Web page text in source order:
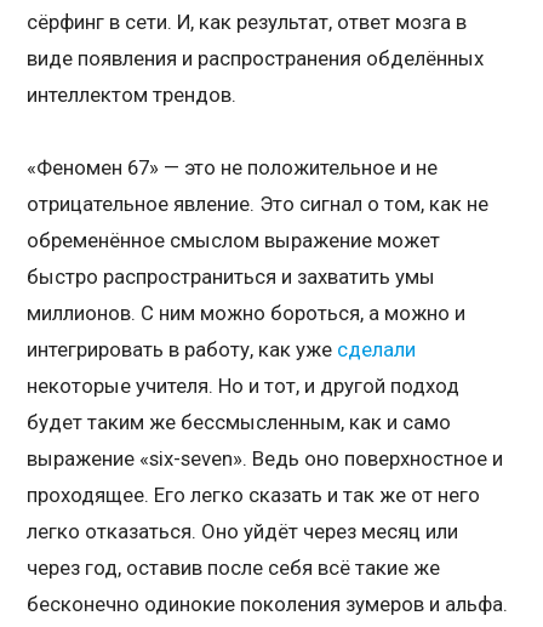
сёрфинг в сети. И, как результат, ответ мозга в
виде появления и распространения обделённых
интеллектом трендов.
«Феномен 67» — это не положительное и не
отрицательное явление. Это сигнал о том, как не
обременённое смыслом выражение может
быстро распространиться и захватить умы
миллионов. С ним можно бороться, а можно и
интегрировать в работу, как уже сделали
некоторые учителя. Но и тот, и другой подход
будет таким же бессмысленным, как и само
выражение «six-seven». Ведь оно поверхностное и
проходящее. Его легко сказать и так же от него
легко отказаться. Оно уйдёт через месяц или
через год, оставив после себя всё такие же
бесконечно одинокие поколения зумеров и альфа.